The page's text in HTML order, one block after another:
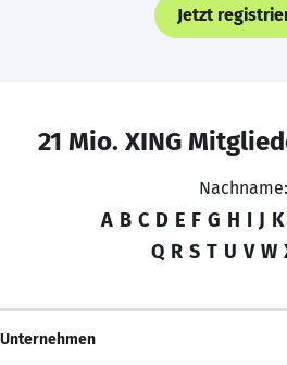
Jetzt
21 Mio. XING
Nachname:
A B C D E F G H I J K
Q R S T U V W
Unternehmen